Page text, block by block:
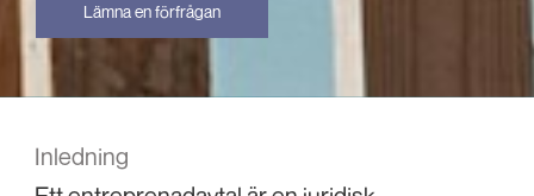
Lämna en förfrågan
Inledning